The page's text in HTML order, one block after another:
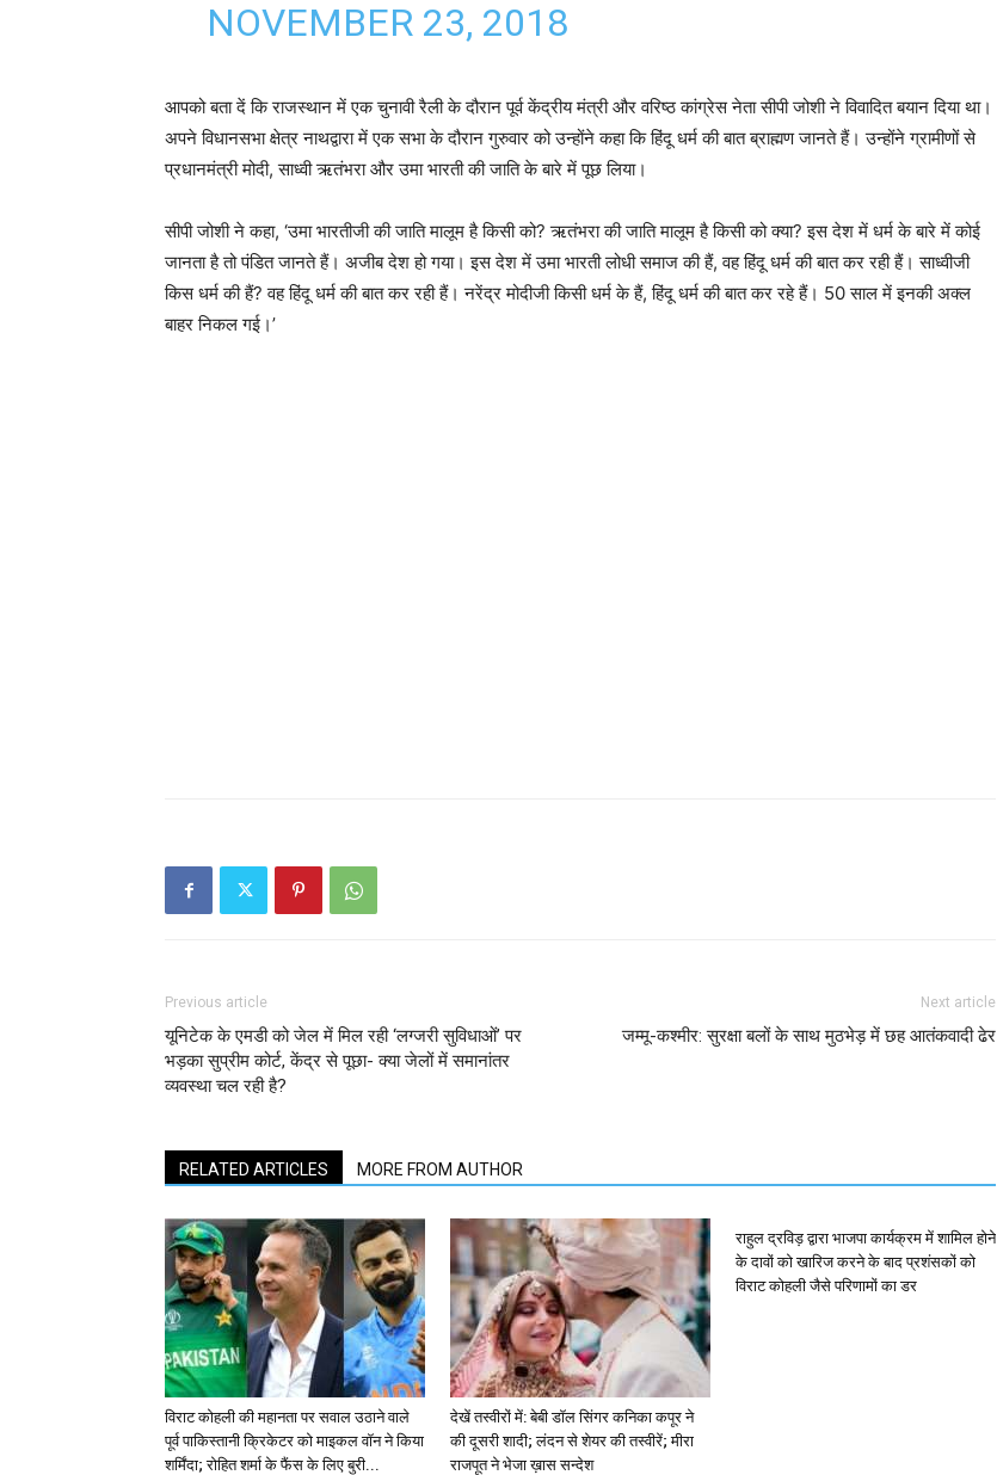
NOVEMBER 23, 2018
आपको बता दें कि राजस्थान में एक चुनावी रैली के दौरान पूर्व केंद्रीय मंत्री और वरिष्ठ कांग्रेस नेता सीपी जोशी ने विवादित बयान दिया था।
अपने विधानसभा क्षेत्र नाथद्वारा में एक सभा के दौरान गुरुवार को उन्होंने कहा कि हिंदू धर्म की बात ब्राह्मण जानते हैं। उन्होंने ग्रामीणों से
प्रधानमंत्री मोदी, साध्वी ऋतंभरा और उमा भारती की जाति के बारे में पूछ लिया।
सीपी जोशी ने कहा, ‘उमा भारतीजी की जाति मालूम है किसी को? ऋतंभरा की जाति मालूम है किसी को क्या? इस देश में धर्म के बारे में कोई
जानता है तो पंडित जानते हैं। अजीब देश हो गया। इस देश में उमा भारती लोधी समाज की हैं, वह हिंदू धर्म की बात कर रही हैं। साध्वीजी
किस धर्म की हैं? वह हिंदू धर्म की बात कर रही हैं। नरेंद्र मोदीजी किसी धर्म के हैं, हिंदू धर्म की बात कर रहे हैं। 50 साल में इनकी अक्ल
बाहर निकल गई।’
Previous article
यूनिटेक के एमडी को जेल में मिल रही ‘लग्जरी सुविधाओं’ पर
भड़का सुप्रीम कोर्ट, केंद्र से पूछा- क्या जेलों में समानांतर
व्यवस्था चल रही है?
Next article
जम्मू-कश्मीर: सुरक्षा बलों के साथ मुठभेड़ में छह आतंकवादी ढेर
RELATED ARTICLES MORE FROM AUTHOR
विराट कोहली की महानता पर सवाल उठाने वाले
पूर्व पाकिस्तानी क्रिकेटर को माइकल वॉन ने किया
शर्मिंदा; रोहित शर्मा के फैंस के लिए बुरी...
देखें तस्वीरों में: बेबी डॉल सिंगर कनिका कपूर ने
की दूसरी शादी; लंदन से शेयर की तस्वीरें; मीरा
राजपूत ने भेजा ख़ास सन्देश
राहुल द्रविड़ द्वारा भाजपा कार्यक्रम में शामिल होने
के दावों को खारिज करने के बाद प्रशंसकों को
विराट कोहली जैसे परिणामों का डर